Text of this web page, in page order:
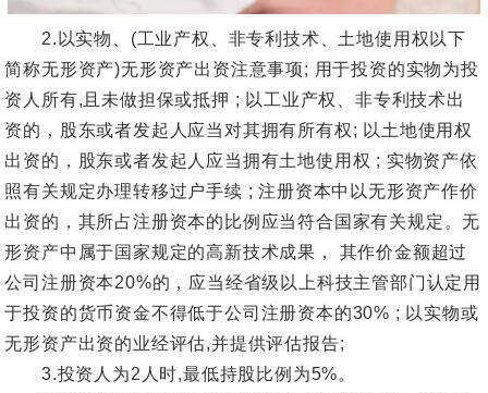
2.以实物、(工业产权、非专利技术、土地使用权以下
简称无形资产)无形资产出资注意事项; 用于投资的实物为投
资人所有,且未做担保或抵押 ; 以工业产权、非专利技术出
资的，股东或者发起人应当对其拥有所有权; 以土地使用权
出资的，股东或者发起人应当拥有土地使用权 ; 实物资产依
照有关规定办理转移过户手续 ; 注册资本中以无形资产作价
出资的，其所占注册资本的比例应当符合国家有关规定。无
形资产中属于国家规定的高新技术成果， 其作价金额超过
公司注册资本20%的，应当经省级以上科技主管部门认定用
于投资的货币资金不得低于公司注册资本的30% ; 以实物或
无形资产出资的业经评估,并提供评估报告;
3.投资人为2人时,最低持股比例为5%。